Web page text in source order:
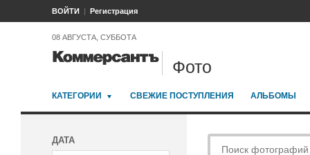
ВОЙТИ Регистрация
08 АВГУСТА, СУББОТА
Фото
КАТЕГОРИИ СВЕЖИЕ ПОСТУПЛЕНИЯ АЛЬБОМЫ
ДАТА